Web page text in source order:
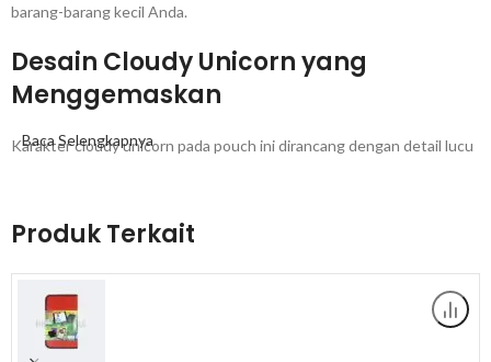
barang-barang kecil Anda.
Desain Cloudy Unicorn yang
Menggemaskan
Karakter cloudy unicorn pada pouch ini dirancang dengan detail lucu
itu, pouch ini tidak hanya fungsional tetapi juga menambah keceriaan
Ukuran A6 yang Praktis
Baca Selengkapnya
Produk Terkait